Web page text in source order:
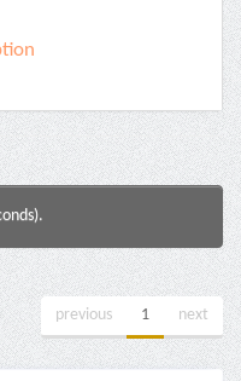
previous 1 next